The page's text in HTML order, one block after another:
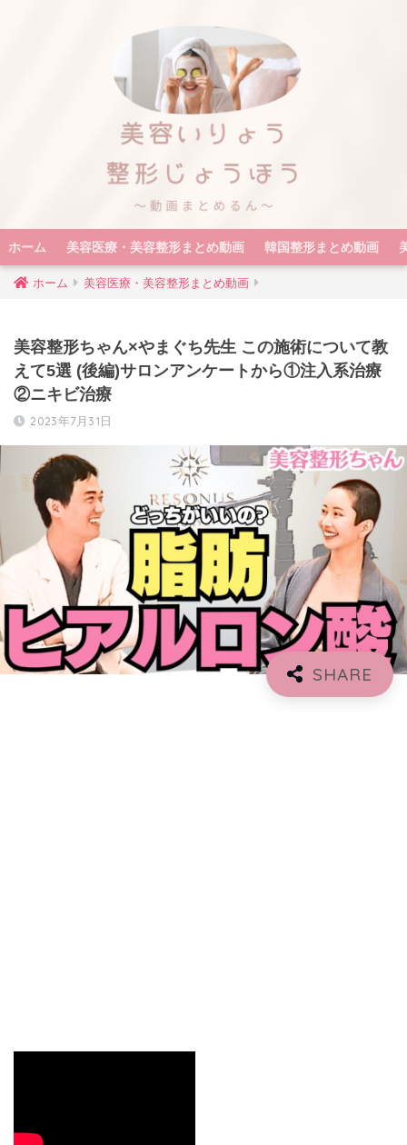
ホーム 美容医療・美容整形まとめ動画 韓国整形まとめ動画
ホーム 美容医療・美容整形まとめ動画
美容整形ちゃん×やまぐち先生 この施術について教
えて5選 (後編)サロンアンケートから①注入系治療
②ニキビ治療
2023年7月31日